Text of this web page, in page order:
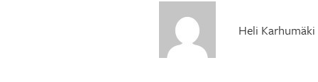
Heli Karhumäki